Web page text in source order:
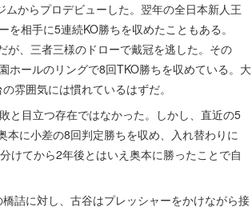
からプロデビューした。翌年の全日本新人王
相手に5連続KO勝ちを収めたこともある。
、三者三様のドローで戴冠を逃した。その
ホールのリングで8回TKO勝ちを収めている。大
雰囲気には慣れているはずだ。
と目立つ存在ではなかった。しかし、直近の5
に小差の8回判定勝ちを収め、入れ替わりに
けてから2年後とはいえ奥本に勝ったことで自
詰に対し、古谷はプレッシャーをかけながら接